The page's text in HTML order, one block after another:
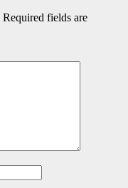
Required fields are